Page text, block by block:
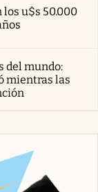
los u$s 50.000
del mundo:
mientras las